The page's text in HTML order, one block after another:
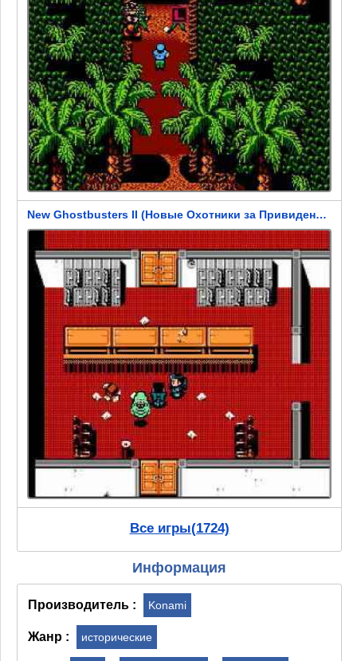
New Ghostbusters II (Новые Охотники за Привидениями 2)
Все игры(1724)
Информация
Производитель : Konami
Жанр : исторические